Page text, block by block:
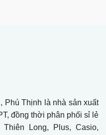
Phú Thịnh là nhà sản xuất
đồng thời phân phối sỉ lẻ
Long, Plus, Casio,